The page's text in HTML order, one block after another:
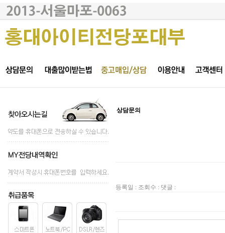
상담문의
등록일 : 조회수 : 댓글 :